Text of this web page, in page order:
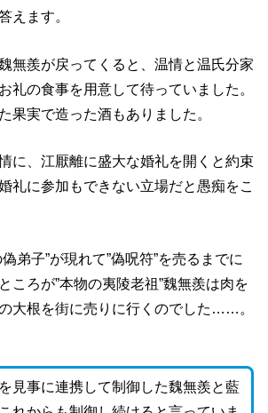
えます。
無羨が戻ってくると、温情と温氏分家
礼の食事を用意して待っていました。
果実で造った酒もありました。
に、江厭離に盛大な婚礼を開くと約束
礼に参加もできない立場だと愚痴をこ
弟子”が現れて”偽呪符”を売るまでに
ころが”本物の夷陵老祖”魏無羨は肉を
大根を街に売りに行くのでした……。
見事に連携して制御した魏無羨と藍